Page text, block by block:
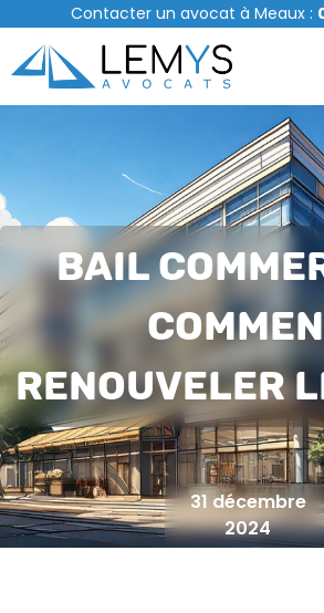
l
r
o
n
n
u
Contacter un avocat à Meaux :
BAIL
RENOUVELER
31 décembre
2024